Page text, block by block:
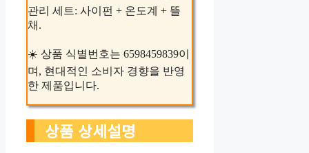
관리 세트: 사이펀 + 온도계 + 뜰
채.
☀️ 상품 식별번호는 6598459839이
며, 현대적인 소비자 경향을 반영
한 제품입니다.
상품 상세설명